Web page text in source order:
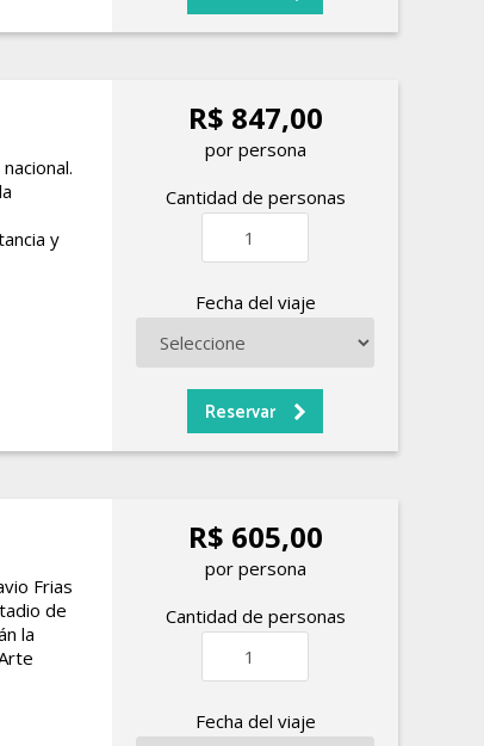
y
R$ 847,00
por persona
Cantidad de personas
Fecha del viaje
Frias
de
la
R$ 605,00
por persona
Cantidad de personas
Fecha del viaje